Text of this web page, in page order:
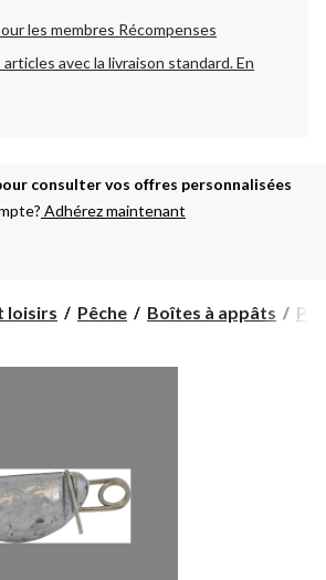
les membres Récompenses
articles avec la livraison standard.En
consulter vos offres personnalisées
Adhérez maintenant
loisirs Pêche Boîtes à appâts